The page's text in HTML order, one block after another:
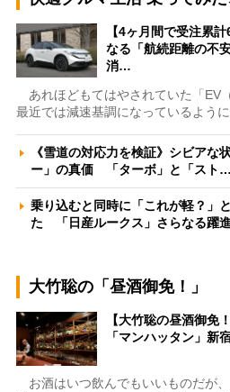
【4ヶ月間で受注累
なる「航続距離の不
消…
あれほどもてはやされていた「EV
最近では減速基調になっているよう
《雪道の対応力を検証》シビアな
ー」の真価 「ターボ」と「スト…
乗り込むと同時に「これが軽？」
た 「日産ルークス」さらなる躍
大竹聡の「昼酒御免！」
【大竹聡の昼酒御免
「マンハッタン」
お酒はいつ飲んでもいいものだが